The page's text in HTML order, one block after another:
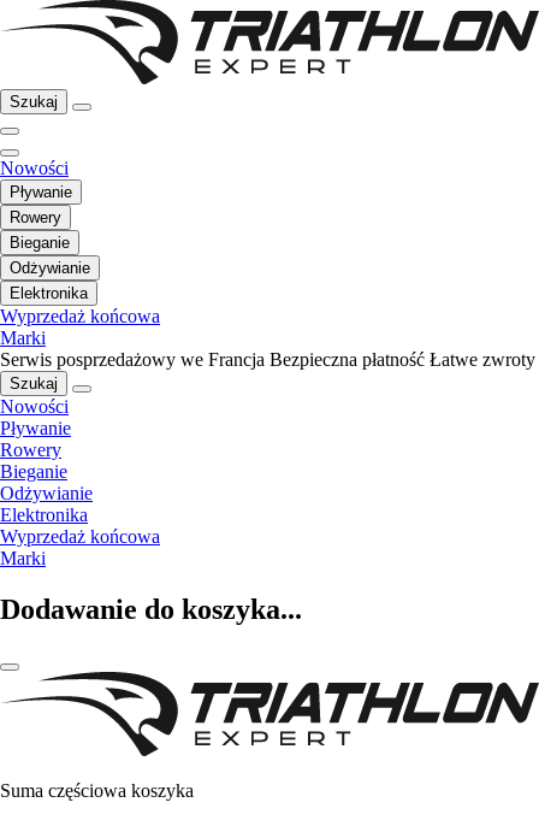
Szukaj
Nowości
Pływanie
Rowery
Bieganie
Odżywianie
Elektronika
Wyprzedaż końcowa
Marki
Serwis posprzedażowy we Francja Bezpieczna płatność Łatwe zwroty
Szukaj
Nowości
Pływanie
Rowery
Bieganie
Odżywianie
Elektronika
Wyprzedaż końcowa
Marki
Dodawanie do koszyka...
Suma częściowa koszyka